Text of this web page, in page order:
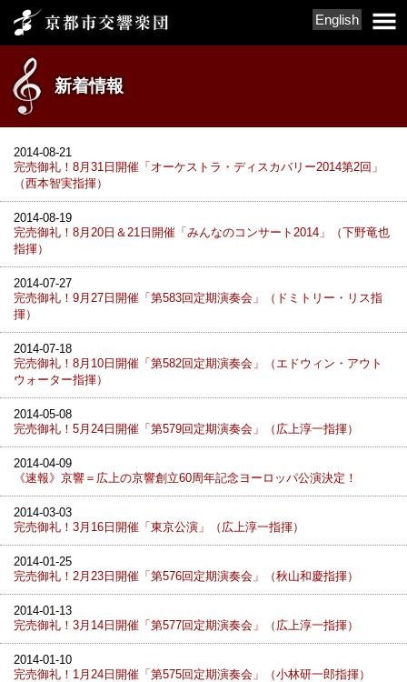
English
新着情報
2014-08-21
完売御礼！8月31日開催「オーケストラ・ディスカバリー2014第2回」
（西本智実指揮）
2014-08-19
完売御礼！8月20日＆21日開催「みんなのコンサート2014」（下野竜也
指揮）
2014-07-27
完売御礼！9月27日開催「第583回定期演奏会」（ドミトリー・リス指
揮）
2014-07-18
完売御礼！8月10日開催「第582回定期演奏会」（エドウィン・アウト
ウォーター指揮）
2014-05-08
完売御礼！5月24日開催「第579回定期演奏会」（広上淳一指揮）
2014-04-09
《速報》京響＝広上の京響創立60周年記念ヨーロッパ公演決定！
2014-03-03
完売御礼！3月16日開催「東京公演」（広上淳一指揮）
2014-01-25
完売御礼！2月23日開催「第576回定期演奏会」（秋山和慶指揮）
2014-01-13
完売御礼！3月14日開催「第577回定期演奏会」（広上淳一指揮）
2014-01-10
完売御礼！1月24日開催「第575回定期演奏会」（小林研一郎指揮）